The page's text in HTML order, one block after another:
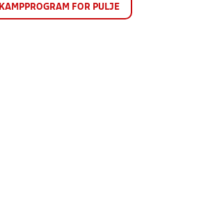
KAMPPROGRAM FOR PULJE